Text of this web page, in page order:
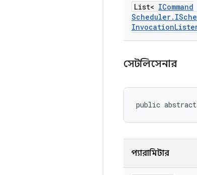
List< ICommand
Scheduler.
Invocation
সেটলিসেনার
public
প্যারামিটার